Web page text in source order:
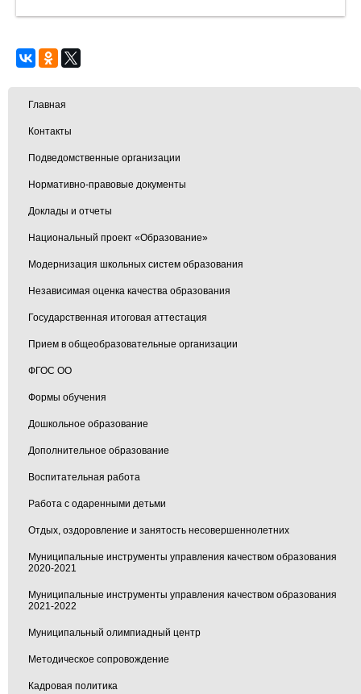
Главная
Контакты
Подведомственные организации
Нормативно-правовые документы
Доклады и отчеты
Национальный проект «Образование»
Модернизация школьных систем образования
Независимая оценка качества образования
Государственная итоговая аттестация
Прием в общеобразовательные организации
ФГОС ОО
Формы обучения
Дошкольное образование
Дополнительное образование
Воспитательная работа
Работа с одаренными детьми
Отдых, оздоровление и занятость несовершеннолетних
Муниципальные инструменты управления качеством образования
2020-2021
Муниципальные инструменты управления качеством образования
2021-2022
Муниципальный олимпиадный центр
Методическое сопровождение
Кадровая политика